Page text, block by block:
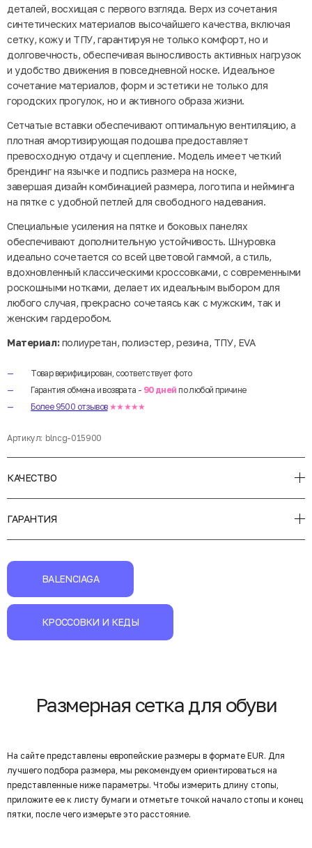
деталей, восхищая с первого взгляда. Верх из сочетания
синтетических материалов высочайшего качества, включая
сетку, кожу и ТПУ, гарантируя не только комфорт, но и
долговечность, обеспечивая выносливость активных нагрузок
и удобство движения в повседневной носке. Идеальное
сочетание материалов, форм и эстетики не только для
городских прогулок, но и активного образа жизни.
Сетчатые вставки обеспечивают оптимальную вентиляцию, а
плотная амортизирующая подошва предоставляет
превосходную отдачу и сцепление. Модель имеет четкий
брендинг на язычке и подпись размера на носке,
завершая дизайн комбинацией размера, логотипа и нейминга
на пятке с удобной петлей для свободного надевания.
Специальные усиления на пятке и боковых панелях
обеспечивают дополнительную устойчивость. Шнуровка
идеально сочетается со всей цветовой гаммой, а стиль,
вдохновленный классическими кроссовками, с современными
роскошными нотками, делает их идеальным выбором для
любого случая, прекрасно сочетаясь как с мужским, так и
женским гардеробом.
Материал:полиуретан, полиэстер, резина, ТПУ, EVA
Товар верифицирован, соответствует фото
Гарантия обмена и возврата - 90 дней по любой причине
Более 9500 отзывов ★★★★★
Артикул: blncg-015900
КАЧЕСТВО
ГАРАНТИЯ
BALENCIAGA
КРОССОВКИ И КЕДЫ
Размерная сетка для обуви
На сайте представлены европейские размеры в формате EUR. Для
лучшего подбора размера, мы рекомендуем ориентироваться на
представленные ниже параметры. Чтобы измерить длину стопы,
приложите ее к листу бумаги и отметьте точкой начало стопы и конец
пятки, после чего измерьте это расстояние.